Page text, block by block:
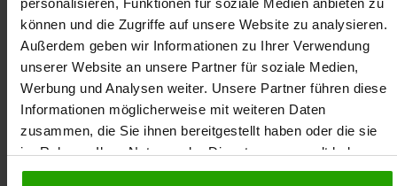
können und die Zugriffe auf unsere Website zu analysieren.
Außerdem geben wir Informationen zu Ihrer Verwendung
unserer Website an unsere Partner für soziale Medien,
Werbung und Analysen weiter. Unsere Partner führen diese
Informationen möglicherweise mit weiteren Daten
zusammen, die Sie ihnen bereitgestellt haben oder die sie
im Rahmen Ihrer Nutzung der Dienste gesammelt haben.
Als Ihr Partner in der Wundversorgung laden wir
Sie herzlich zu unserer neuen praxisnahen
Präsenzfortbildung zum Thema Dekubitus ein.
Unser Ziel: Ihren Arbeitsalltag zu erleichtern und die